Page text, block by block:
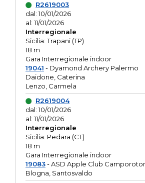
R2619003
dal: 10/01/2026
al: 11/01/2026
Interregionale
Sicilia: Trapani (TP)
18 m
Gara Interregionale indoor
19041 - Dyamond Archery Palermo
Daidone, Caterina
Lenzo, Carmela
R2619004
dal: 10/01/2026
al: 11/01/2026
Interregionale
Sicilia: Pedara (CT)
18 m
Gara Interregionale indoor
19083- ASD Apple Club
Blogna, Santosvaldo